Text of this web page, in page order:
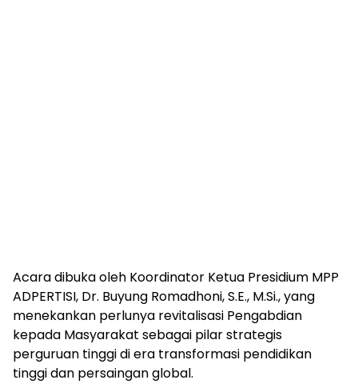
Acara dibuka oleh Koordinator Ketua Presidium MPP
ADPERTISI, Dr. Buyung Romadhoni, S.E., M.Si., yang
menekankan perlunya revitalisasi Pengabdian
kepada Masyarakat sebagai pilar strategis
perguruan tinggi di era transformasi pendidikan
tinggi dan persaingan global.